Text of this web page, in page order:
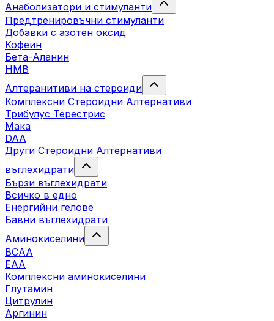
Анаболизатори и стимуланти
Предтренировъчни стимуланти
Добавки с азотен оксид
Кофеин
Бета-Аланин
HMB
Алтеранитиви на стероиди
Комплексни Стероидни Алтернативи
Трибулус Терестрис
Maка
DAA
Други Стероидни Алтернативи
въглехидрати
Бързи въглехидрати
Всичко в едно
Енергийни гелове
Бавни въглехидрати
Аминокиселини
BCAA
EAA
Комплексни аминокиселини
Глутамин
Цитрулин
Аргинин